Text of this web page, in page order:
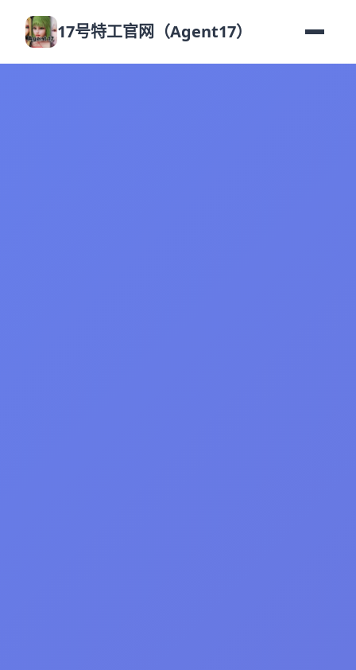
17号特工官网（Agent17）